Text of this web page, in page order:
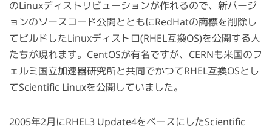
のLinuxディストリビューションが作れるので、新バージ
ョンのソースコード公開とともにRedHatの商標を削除し
てビルドしたLinuxディストロ(RHEL互換OS)を公開する人
たちが現れます。CentOSが有名ですが、CERNも米国のフ
ェルミ国立加速器研究所と共同でかつてRHEL互換OSとし
てScientific Linuxを公開していました。
2005年2月にRHEL3 Update4をベースにしたScientific